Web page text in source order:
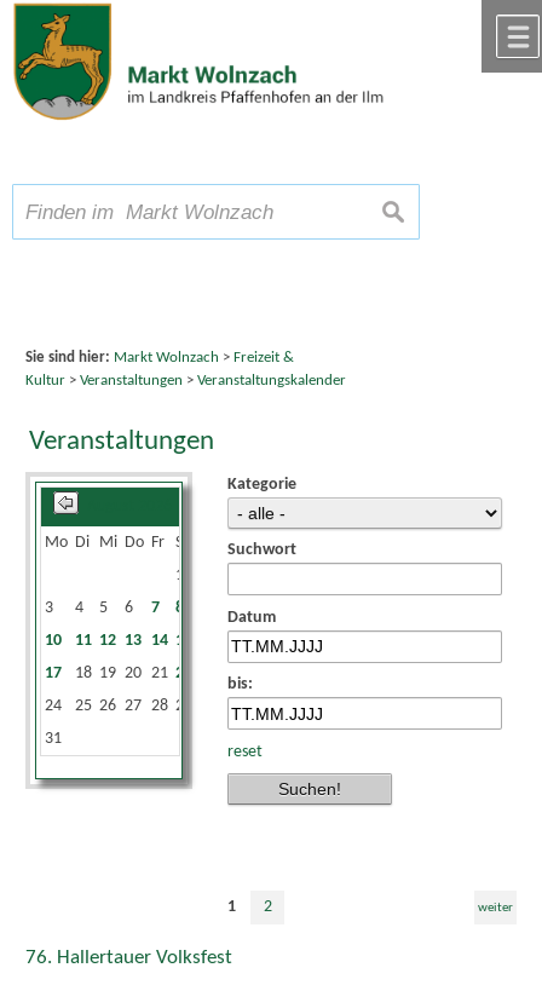
Zum Inhalt,zur Navigation
Schriftgröße A A A suchen
Sie sind hier: Markt Wolnzach > Freizeit &
Kultur> Veranstaltungen > Veranstaltungskalender
Veranstaltungen
Mo Di Mi Do Fr Sa
1
3
4 5 6 7 8
10
11 12 13 14 15
17
18 19 20 21 22
24
25 26 27 28 29
31
Kategorie
Suchwort
Datum
bis:
reset
1 2 weiter
76. Hallertauer Volksfest